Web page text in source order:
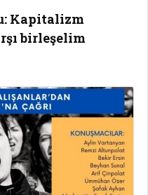
Kapitalizm
birleşelim